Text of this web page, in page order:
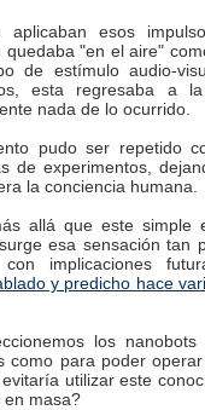
esos
"en el aire"
de estímulo audio-
esta regresaba a la
nada de lo ocurrido.
pudo ser repetido
de experimentos,
la conciencia humana.
allá que este simple
esa sensación tan
implicaciones
y predicho hace
los nanobots
como para poder
utilizar este
en masa?